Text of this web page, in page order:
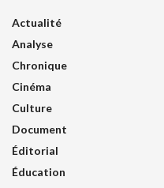
Actualité
Analyse
Chronique
Cinéma
Culture
Document
Éditorial
Éducation